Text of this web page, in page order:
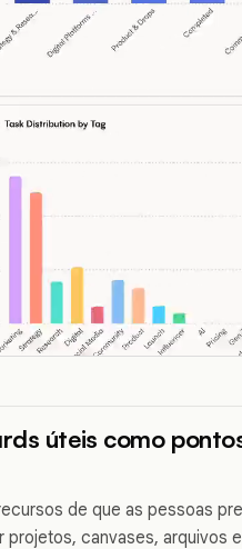
úteis como
de que as pessoas
canvases, arquivos